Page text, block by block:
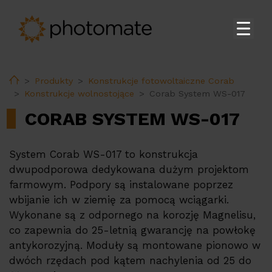
HomeProdukty
Konstrukcje fotowoltaiczne Corab
Konstrukcje wolnostojące
Corab System WS-017
CORAB SYSTEM WS-017
System Corab WS-017 to konstrukcja
dwupodporowa dedykowana dużym projektom
farmowym. Podpory są instalowane poprzez
wbijanie ich w ziemię za pomocą wciągarki.
Wykonane są z odpornego na korozję Magnelisu,
co zapewnia do 25-letnią gwarancję na powłokę
antykorozyjną. Moduły są montowane pionowo w
dwóch rzędach pod kątem nachylenia od 25 do
Produkty
Magazyny energii Huawei
Stacja transformatorowa Huawei
Akcesoria Huawei
Ładowarki do pojazdów elektrycznych Huawei
Ładowarki do pojazdów elektrycznych
Ekoenergetyka